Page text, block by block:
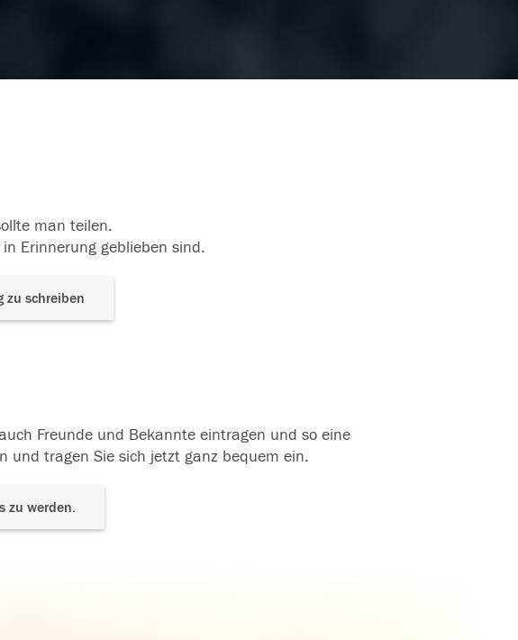
man teilen.
Erinnerung geblieben sind.
zu schreiben
Freunde und Bekannte eintragen und so eine
und tragen Sie sich jetzt ganz bequem ein.
zu werden.